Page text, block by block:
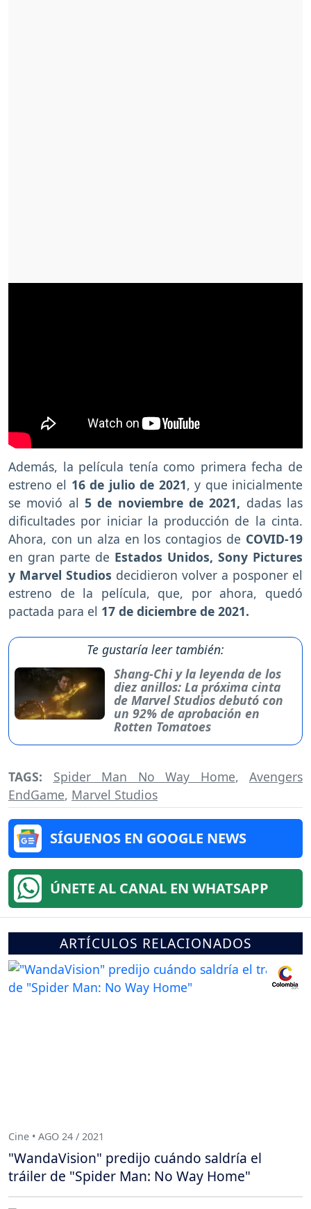
Además, la película tenía como primera fecha de
estreno el 16 de julio de 2021, y que inicialmente
se movió al 5 de noviembre de 2021, dadas las
dificultades por iniciar la producción de la cinta.
Ahora, con un alza en los contagios de COVID-19
en gran parte de Estados Unidos, Sony Pictures
y Marvel Studios decidieron volver a posponer el
estreno de la película, que, por ahora, quedó
pactada para el 17 de diciembre de 2021.
Te gustaría leer también:
Shang-Chi y la leyenda de los
diez anillos: La próxima cinta
de Marvel Studios debutó con
un 92% de aprobación en
Rotten Tomatoes
TAGS: Spider Man No Way Home, Avengers
EndGame, Marvel Studios
SÍGUENOS EN GOOGLE NEWS
ÚNETE AL CANAL EN WHATSAPP
ARTÍCULOS RELACIONADOS
Cine • AGO 24 / 2021
"WandaVision" predijo cuándo saldría el
tráiler de "Spider Man: No Way Home"